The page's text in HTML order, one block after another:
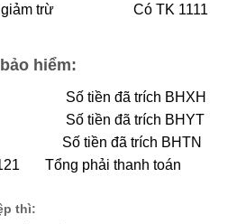
giảm trừ Có TK 1111
hiểm:
tiền đã trích BHXH
tiền đã trích BHYT
tiền đã trích BHTN
Tổng phải thanh toán
thì: